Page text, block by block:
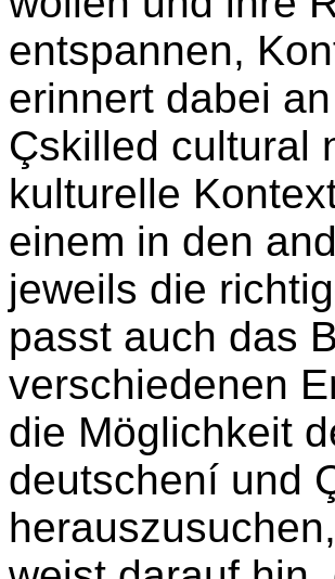
entspannen,
erinnert dabei
Çskilled cultural
kulturelle
einem in den
jeweils die
passt auch das
verschiedenen
die Möglichkeit
deutschení und